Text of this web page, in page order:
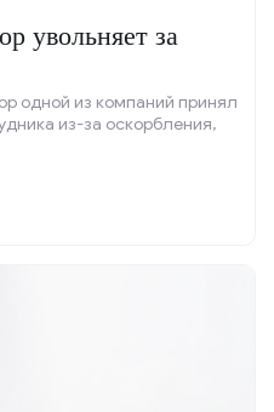
увольняет за
одной из компаний принял
из-за оскорбления,